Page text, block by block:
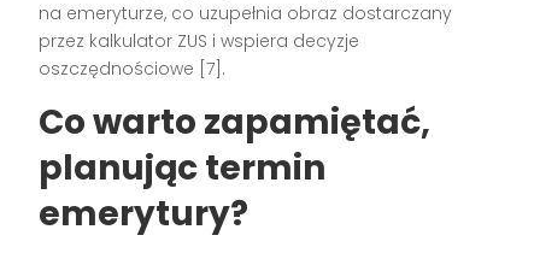
na emeryturze, co uzupełnia obraz dostarczany
przez kalkulator ZUS i wspiera decyzje
oszczędnościowe [7].
Co warto zapamiętać,
planując termin
emerytury?